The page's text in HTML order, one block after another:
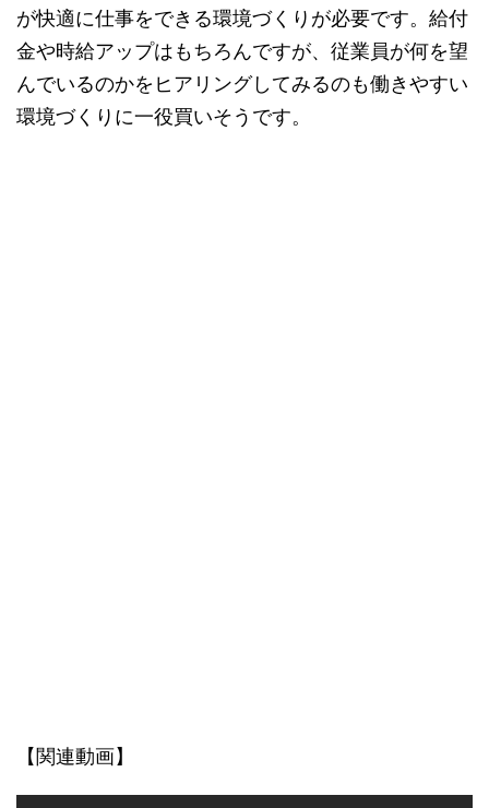
が快適に仕事をできる環境づくりが必要です。給付
金や時給アップはもちろんですが、従業員が何を望
んでいるのかをヒアリングしてみるのも働きやすい
環境づくりに一役買いそうです。
【関連動画】